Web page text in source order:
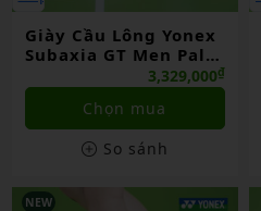
Giày Cầu Lông Yonex
Subaxia GT Men Pale
Green Chính Hãng
3,329,000₫
Chọn mua
So sánh
NEW